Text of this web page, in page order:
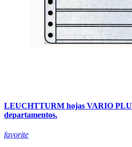
LEUCHTTURM hojas VARIO
departamentos.
favorite